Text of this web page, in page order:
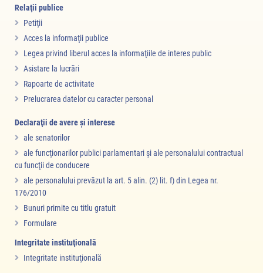
Relaţii publice
Petiţii
Acces la informaţii publice
Legea privind liberul acces la informaţiile de interes public
Asistare la lucrări
Rapoarte de activitate
Prelucrarea datelor cu caracter personal
Declaraţii de avere şi interese
ale senatorilor
ale funcţionarilor publici parlamentari şi ale personalului contractual
cu funcţii de conducere
ale personalului prevăzut la art. 5 alin. (2) lit. f) din Legea nr.
176/2010
Bunuri primite cu titlu gratuit
Formulare
Integritate instituţională
Integritate instituţională